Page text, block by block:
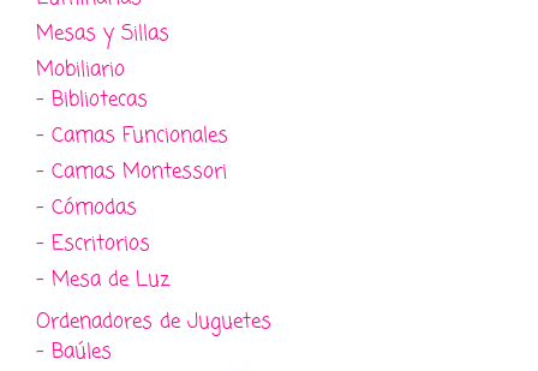
Mesas y Sillas
Mobiliario
- Bibliotecas
- Camas Funcionales
- Camas Montessori
- Cómodas
- Escritorios
- Mesa de Luz
Ordenadores de Juguetes
- Baúles